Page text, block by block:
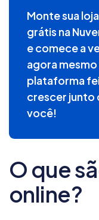
Monte sua
grátis na
e comece a
agora mesmo
plataforma
crescer junto
você!
O que
online?